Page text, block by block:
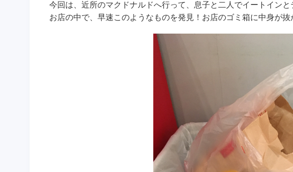
今回は、近所のマクドナルドへ行って、息子と二人でイートインと
お店の中で、早速このようなものを発見！お店のゴミ箱に中身が抜